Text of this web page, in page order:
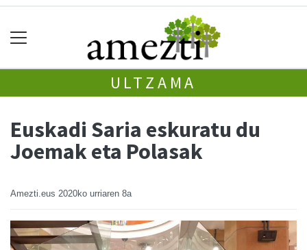
ULTZAMA
Euskadi Saria eskuratu du
Joemak eta Polasak
Amezti.eus 2020ko urriaren 8a